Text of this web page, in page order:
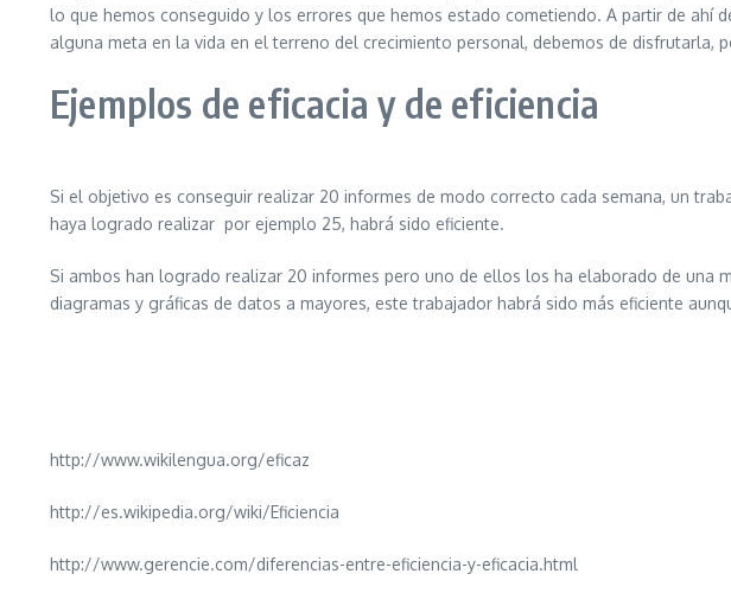
lo que hemos conseguido y los errores que hemos estado cometiendo. A partir de
alguna meta en la vida en el terreno del crecimiento personal, debemos de disfrutarla,
Ejemplos de eficacia y de eficiencia
Si el objetivo es conseguir realizar 20 informes de modo correcto cada semana, un
haya logrado realizar por ejemplo 25, habrá sido eficiente.
Si ambos han logrado realizar 20 informes pero uno de ellos los ha elaborado de una
diagramas y gráficas de datos a mayores, este trabajador habrá sido más eficiente
http://www.wikilengua.org/eficaz
http://es.wikipedia.org/wiki/Eficiencia
http://www.gerencie.com/diferencias-entre-eficiencia-y-eficacia.html